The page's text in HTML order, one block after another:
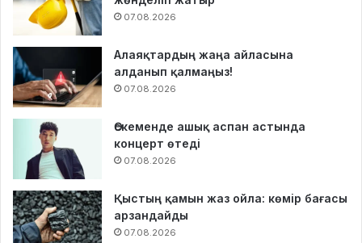
07.08.2026
Алаяқтардың жаңа айласына
алданып қалмаңыз!
07.08.2026
Өскеменде ашық аспан астында
концерт өтеді
07.08.2026
Қыстың қамын жаз ойла: көмір бағасы
арзандайды
07.08.2026